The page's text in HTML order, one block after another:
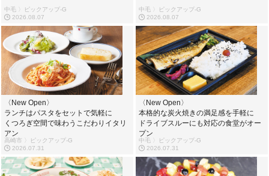
中毛 〉ピックアップ-G
2026.08.07
中毛 〉ピックアップ-G
2026.08.07
〈New Open〉
ランチはパスタをセットで気軽に
くつろぎ空間で味わうこだわりイタリ
アン
高崎市 〉ピックアップ-G
2026.07.31
〈New Open〉
本格的な炭火焼きの満足感を手軽に
ドライブスルーにも対応の食堂がオー
プン
中毛 〉ピックアップ-G
2026.07.31